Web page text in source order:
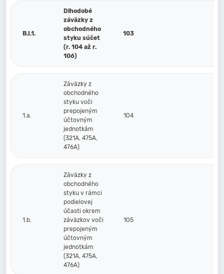
B.I.1.
Dlhodobé
záväzky z
obchodného
styku súčet
(r. 104 až r.
106)
103
1.a.
Záväzky z
obchodného
styku voči
prepojeným
účtovným
jednotkám
(321A, 475A,
476A)
104
1.b.
Záväzky z
obchodného
styku v rámci
podielovej
účasti okrem
záväzkov voči
prepojeným
účtovným
jednotkám
(321A, 475A,
476A)
105